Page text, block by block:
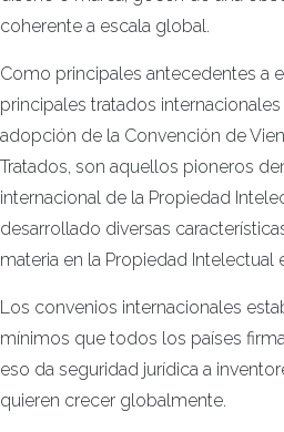
coherente a escala global.
Como principales antecedentes a
principales tratados
adopción de la Convención de
Tratados, son aquellos pioneros
internacional de la Propiedad
desarrollado diversas
materia en la Propiedad Intelectual
Los convenios internacionales
mínimos que todos los países
eso da seguridad jurídica a
quieren crecer globalmente.